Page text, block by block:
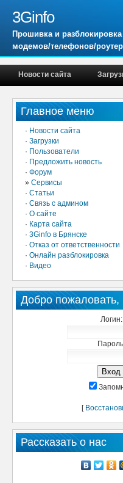
3Ginfo
Прошивка и
модемов/телефонов/
Новости сайта
Главное меню
· Новости сайта
· Загрузки
· Пользователи
· Предложить новость
· Форум
» Сервисы
· Статьи
· Связь с админом
· О сайте
· Карта сайта
· 3Ginfo в Брянске
· Отказ от ответственности
· Онлайн разблокировка
· Видео
Добро пожаловать,
Логин:
[
Рассказать о нас